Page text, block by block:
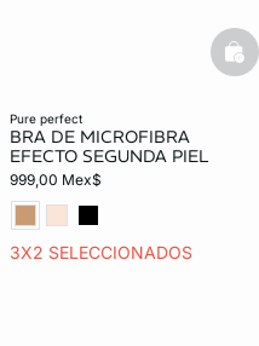
pure perfect
BRA DE MICROFIBRA
EFECTO SEGUNDA PIEL
999,00 Mex$
3X2 SELECCIONADOS